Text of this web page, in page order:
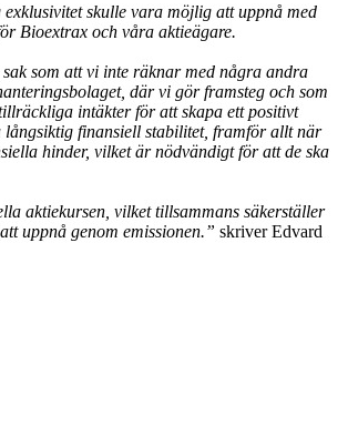
skulle vara möjlig att uppnå med
Bioextrax och våra aktieägare.
som att vi inte räknar med några andra
där vi gör framsteg och som
intäkter för att skapa ett positivt
långsiktig finansiell stabilitet, framför allt när
hinder, vilket är nödvändigt för att de ska
aktiekursen, vilket tillsammans säkerställer
uppnå genom emissionen.” skriver Edvard